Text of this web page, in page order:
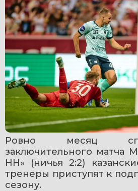
Ровно месяц
заключительного матча
НН» (ничья 2:2)
тренеры приступят к
сезону.